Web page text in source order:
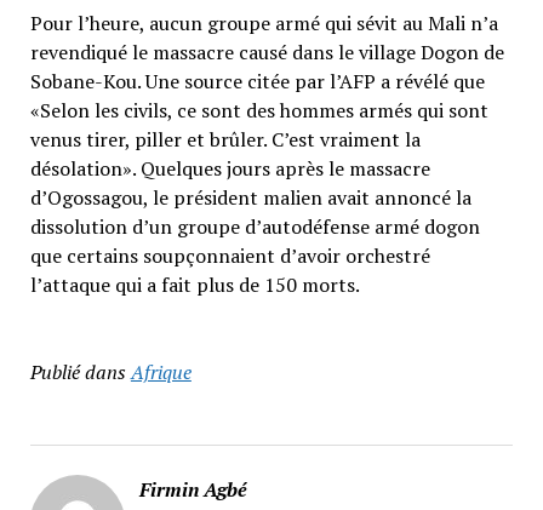
Pour l’heure, aucun groupe armé qui sévit au Mali n’a
revendiqué le massacre causé dans le village Dogon de
Sobane-Kou. Une source citée par l’AFP a révélé que
«Selon les civils, ce sont des hommes armés qui sont
venus tirer, piller et brûler. C’est vraiment la
désolation». Quelques jours après le massacre
d’Ogossagou, le président malien avait annoncé la
dissolution d’un groupe d’autodéfense armé dogon
que certains soupçonnaient d’avoir orchestré
l’attaque qui a fait plus de 150 morts.
Publié dansAfrique
Firmin Agbé